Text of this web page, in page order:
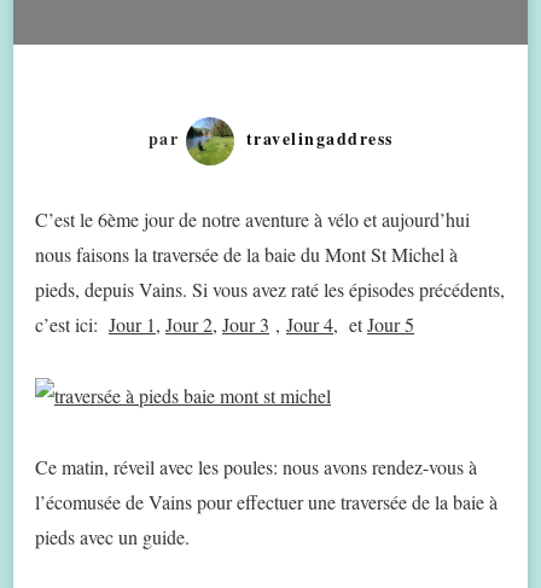
par travelingaddress
C’est le 6ème jour de notre aventure à vélo et aujourd’hui
nous faisons la traversée de la baie du Mont St Michel à
pieds, depuis Vains. Si vous avez raté les épisodes précédents,
c’est ici: Jour 1, Jour 2, Jour 3 , Jour 4, etJour 5
Ce matin, réveil avec les poules: nous avons rendez-vous à
l’écomusée de Vains pour effectuer une traversée de la baie à
pieds avec un guide.